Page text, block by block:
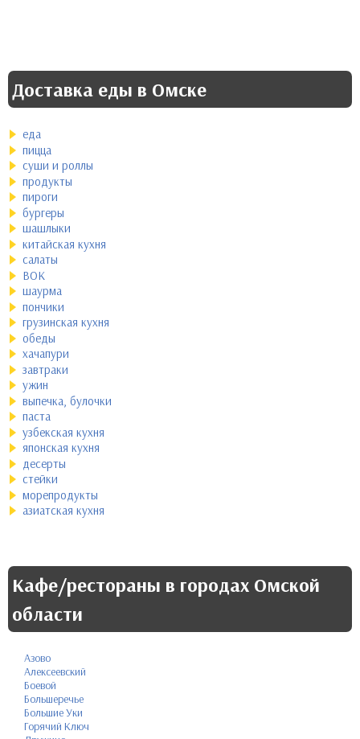
Доставка еды в Омске
еда
пицца
суши и роллы
продукты
пироги
бургеры
шашлыки
китайская кухня
салаты
ВОК
шаурма
пончики
грузинская кухня
обеды
хачапури
завтраки
ужин
выпечка, булочки
паста
узбекская кухня
японская кухня
десерты
стейки
морепродукты
азиатская кухня
Кафе/рестораны в городах Омской
области
Азово
Алексеевский
Боевой
Большеречье
Большие Уки
Горячий Ключ